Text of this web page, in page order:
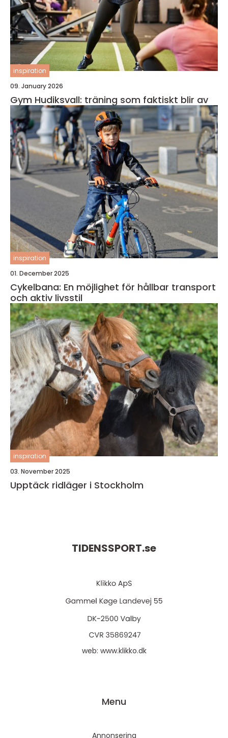
inspiration
09. January 2026
Gym Hudiksvall: träning som faktiskt blir av
inspiration
01. December 2025
Cykelbana: En möjlighet för hållbar transport
och aktiv livsstil
inspiration
03. November 2025
Upptäck ridläger i Stockholm
TIDENSSPORT.se
web: www.klikko.dk
Menu
Annonsering